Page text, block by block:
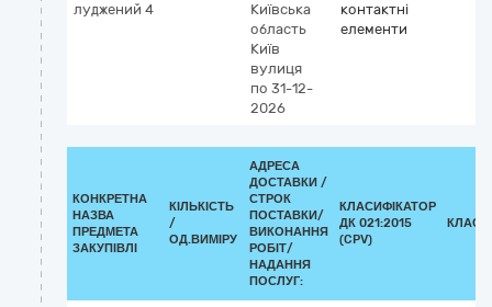
луджений 4
Київська
область
Київ
вулиця
по 31-12-
2026
контактні
елементи
КОНКРЕТНА
НАЗВА
ПРЕДМЕТА
ЗАКУПІВЛІ
КІЛЬКІСТЬ
/
ОД.ВИМІРУ
АДРЕСА
ДОСТАВКИ /
СТРОК
ПОСТАВКИ/
ВИКОНАННЯ
РОБІТ/
НАДАННЯ
ПОСЛУГ:
КЛАСИФІКАТОР
ДК 021:2015
(CPV)